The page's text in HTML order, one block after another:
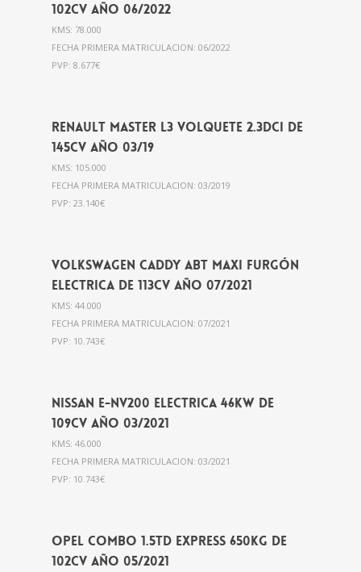
102cv año 06/2022
KMS: 78.000
FECHA PRIMERA MATRICULACION: 06/2022
PVP: 8.677€
Renault Master L3 VOLQUETE 2.3Dci de
145cv año 03/19
KMS: 105.000
FECHA PRIMERA MATRICULACION: 03/2019
PVP: 23.140€
Volkswagen Caddy ABT Maxi Furgón
ELECTRICA de 113cv año 07/2021
KMS: 44.000
FECHA PRIMERA MATRICULACION: 07/2021
PVP: 10.743€
Nissan E-NV200 ELECTRICA 46kw de
109cv año 03/2021
KMS: 46.000
FECHA PRIMERA MATRICULACION: 03/2021
PVP: 10.743€
Opel Combo 1.5TD Express 650kg de
102cv año 05/2021